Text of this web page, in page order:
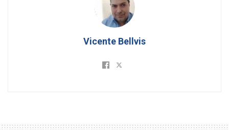
Vicente Bellvis